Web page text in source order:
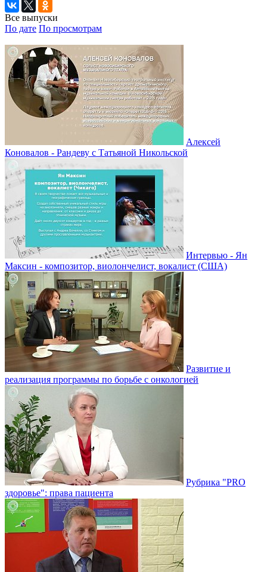
Все выпуски
По дате По просмотрам
Алексей
Коновалов - Рандеву с Татьяной Никольской
Интервью - Ян
Максин - композитор, виолончелист, вокалист (США)
Развитие и
реализация программы по борьбе с онкологией
Рубрика "PRO
здоровье": права пациента